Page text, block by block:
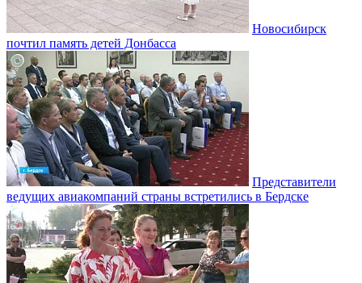
Новосибирск
почтил память детей Донбасса
Представители
ведущих авиакомпаний страны встретились в Бердске